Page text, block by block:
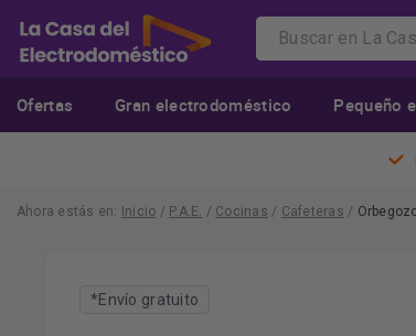
Ofertas Gran electrodoméstico Pequeño
Ahora estás en: Inicio / P.A.E. / Cocinas / Cafeteras /
*Envío gratuito